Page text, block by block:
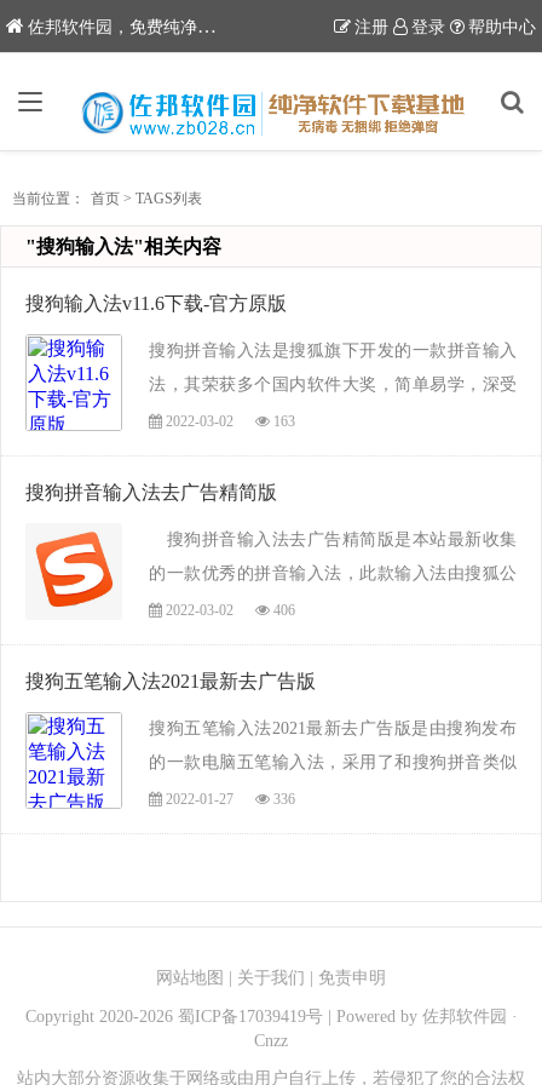
佐邦软件园，免费纯净软件下载站 注册 登录 帮助中心
当前位置： 首页 > TAGS列表
"搜狗输入法"相关内容
搜狗输入法v11.6下载-官方原版
搜狗拼音输入法是搜狐旗下开发的一款拼音输入
法，其荣获多个国内软件大奖，简单易学，深受
很多朋友的喜爱，搜狗拼音输入法打字准确，速
度快，词库大，可根据文字和语句进行联想输
入，其独创城市信息大全词库、社会科学词库、
2022-03-02 163
搜狗拼音输入法去广告精简版
搜狗拼音输入法去广告精简版是本站最新收集
的一款优秀的拼音输入法，此款输入法由搜狐公
司推出，做为目前国内最为主流的拼音输入法之
一。搜狗输入法市场占比较高，用户好评率高，
功能强大，但是由于其植入的广告太多而大大
2022-03-02 406
搜狗五笔输入法2021最新去广告版
搜狗五笔输入法2021最新去广告版是由搜狗发布
的一款电脑五笔输入法，采用了和搜狗拼音类似
的联想技术，输入迅速，录入文字更快，并且可
以五笔拼音混打。假如你使用五笔的话，建议使
2022-01-27 336
网站地图 关于我们 免责申明
Copyright 2020-2026 蜀ICP备17039419号| Powered by 佐邦软件园 ·
Cnzz
站内大部分资源收集于网络或由用户自行上传，若侵犯了您的合法权